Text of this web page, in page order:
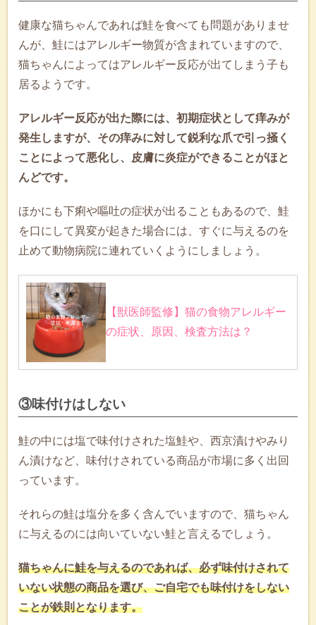
健康な猫ちゃんであれば鮭を食べても問題がありませ
んが、鮭にはアレルギー物質が含まれていますので、
猫ちゃんによってはアレルギー反応が出てしまう子も
居るようです。
アレルギー反応が出た際には、初期症状として痒みが
発生しますが、その痒みに対して鋭利な爪で引っ掻く
ことによって悪化し、皮膚に炎症ができることがほと
んどです。
ほかにも下痢や嘔吐の症状が出ることもあるので、鮭
を口にして異変が起きた場合には、すぐに与えるのを
止めて動物病院に連れていくようにしましょう。
【獣医師監修】猫の食物アレルギー
の症状、原因、検査方法は？
③味付けはしない
鮭の中には塩で味付けされた塩鮭や、西京漬けやみり
ん漬けなど、味付けされている商品が市場に多く出回
っています。
それらの鮭は塩分を多く含んでいますので、猫ちゃん
に与えるのには向いていない鮭と言えるでしょう。
猫ちゃんに鮭を与えるのであれば、必ず味付けされて
いない状態の商品を選び、ご自宅でも味付けをしない
ことが鉄則となります。